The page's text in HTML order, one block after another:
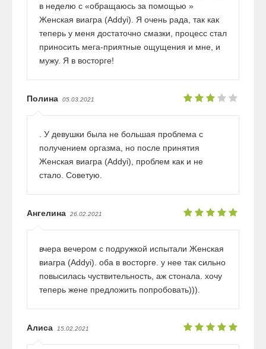
в неделю с «обращаюсь за помощью »
Женская виагра (Addyi). Я очень рада, так как
теперь у меня достаточно смазки, процесс стал
приносить мега-приятные ощущения и мне, и
мужу. Я в восторге!
Полина 05.03.2021
. У девушки была не большая проблема с
получением оргазма, но после принятия
Женская виагра (Addyi), проблем как и не
стало. Советую.
Ангелина 26.02.2021
вчера вечером с подружкой испытали Женская
виагра (Addyi). оба в восторге. у нее так сильно
повысилась чуствительность, аж стонала. хочу
теперь жене предложить попробовать))).
Алиса 15.02.2021